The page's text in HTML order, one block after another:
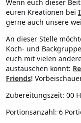
Wenn euch dieser
euren Kreationen bei
gerne auch unsere
An dieser Stelle
Koch- und
euch mit vielen
austauschen könnt:
Friends!
Zubereitungszeit: 00
Portionsanzahl: 6